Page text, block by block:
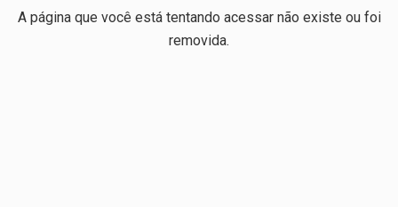
A página que você está tentando acessar não existe ou foi
removida.